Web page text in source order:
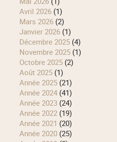
avril 2026(1)
mars 2026(2)
janvier 2026(1)
décembre 2025(4)
novembre 2025(1)
octobre 2025(2)
août 2025(1)
année 2025(21)
année 2024(41)
année 2023(24)
année 2022(19)
année 2021 (20)
année 2020(25)